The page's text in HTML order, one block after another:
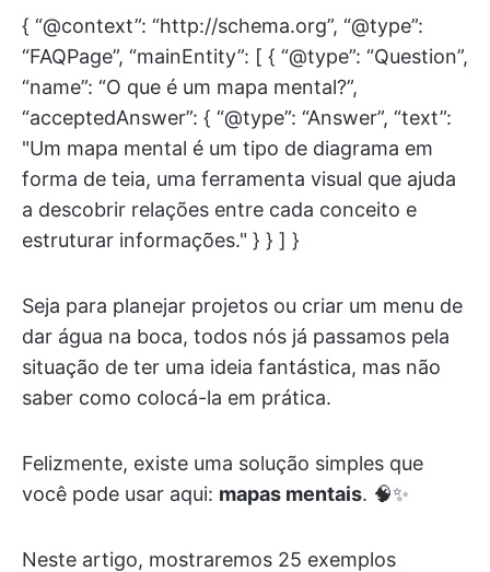
{ “@context”: “http://schema.org”, “@type”:
“FAQPage”, “mainEntity”: [ { “@type”: “Question”,
“name”: “O que é um mapa mental?”,
“acceptedAnswer”: { “@type”: “Answer”, “text”:
"Um mapa mental é um tipo de diagrama em
forma de teia, uma ferramenta visual que ajuda
a descobrir relações entre cada conceito e
estruturar informações." } } ] }
Seja para planejar projetos ou criar um menu de
dar água na boca, todos nós já passamos pela
situação de ter uma ideia fantástica, mas não
saber como colocá-la em prática.
Felizmente, existe uma solução simples que
você pode usar aqui: mapas mentais. 🧠✨
Neste artigo, mostraremos 25 exemplos